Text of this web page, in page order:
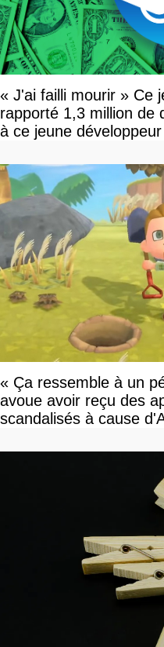
« J'ai failli mourir » Ce
rapporté 1,3 million de
à ce jeune
« Ça ressemble à un
avoue avoir reçu des
scandalisés à cause